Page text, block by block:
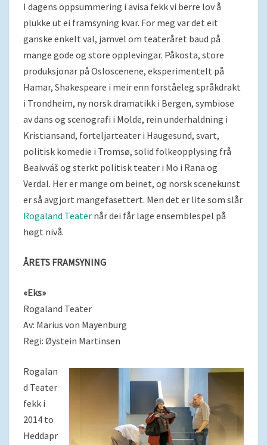
I dagens oppsummering i avisa fekk vi berre lov å
plukke ut ei framsyning kvar. For meg var det eit
ganske enkelt val, jamvel om teateråret baud på
mange gode og store opplevingar. Påkosta, store
produksjonar på Osloscenene, eksperimentelt på
Hamar, Shakespeare i meir enn forståeleg språkdrakt
i Trondheim, ny norsk dramatikk i Bergen, symbiose
av dans og scenografi i Molde, rein underhaldning i
Kristiansand, forteljarteater i Haugesund, svart,
politisk komedie i Tromsø, solid folkeopplysing frå
Beaivváš og sterkt politisk teater i Mo i Rana og
Verdal. Her er mange om beinet, og norsk scenekunst
er så avgjort mangefasettert. Men det er lite som slår
Rogaland Teater når dei får lage ensemblespel på
høgt nivå.
ÅRETS FRAMSYNING
«Eks»
Rogaland Teater
Av: Marius von Mayenburg
Regi: Øystein Martinsen
Rogalan
d Teater
fekk i
2014 to
Heddapr